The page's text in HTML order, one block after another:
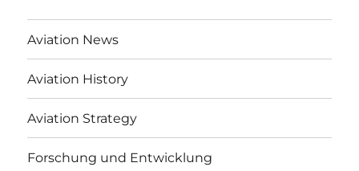
Aviation News
Aviation History
Aviation Strategy
Forschung und Entwicklung